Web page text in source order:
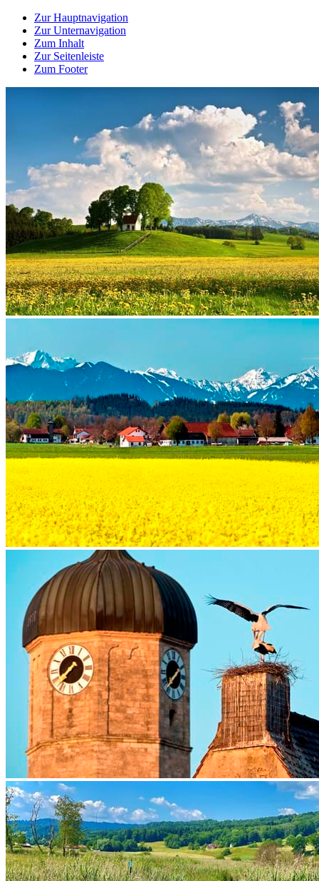
Zur Hauptnavigation
Zur Unternavigation
Zum Inhalt
Zur Seitenleiste
Zum Footer